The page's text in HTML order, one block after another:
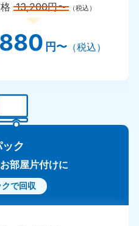
格13,200円〜 （税込）
円〜（税込）
ク
部屋片付けに
で回収